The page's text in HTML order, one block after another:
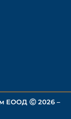
ЕООД Ⓒ 2026 –